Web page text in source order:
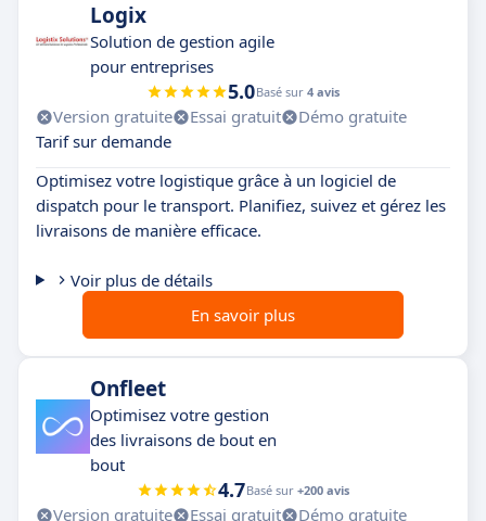
Logix
Solution de gestion agile
pour entreprises
5.0Basé sur 4 avis
Version gratuite Essai gratuit
Démo gratuite
Tarif sur demande
Optimisez votre logistique grâce à un logiciel de
dispatch pour le transport. Planifiez, suivez et gérez les
livraisons de manière efficace.
Voir plus de détails
En savoir plus
Onfleet
Optimisez votre gestion
des livraisons de bout en
bout
4.7Basé sur +200 avis
Version gratuite Essai gratuit
Démo gratuite